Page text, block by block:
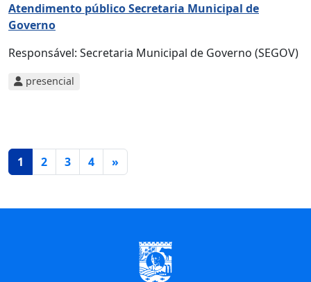
Atendimento público Secretaria Municipal de
Governo
Responsável: Secretaria Municipal de Governo (SEGOV)
presencial
1 Página atual
2 3 4 »